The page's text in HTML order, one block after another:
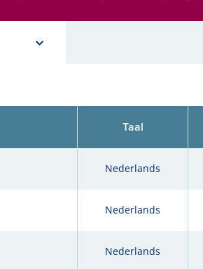
Taal
Nederlands
Nederlands
Nederlands